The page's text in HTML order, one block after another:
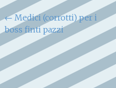
Navigazione
articoli
←Medici (corrotti) per i
boss finti pazzi